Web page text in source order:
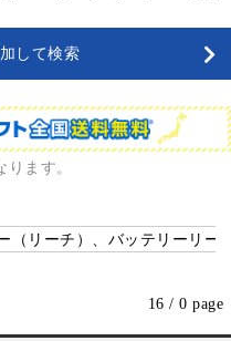
して検索
ます。
（リーチ）、バッテリーリー
16 / 0 page